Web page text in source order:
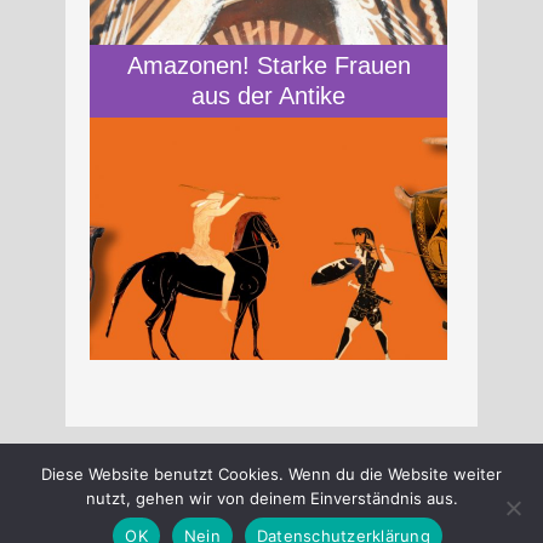
Amazonen! Starke Frauen
aus der Antike
Diese Website benutzt Cookies. Wenn du die Website weiter
nutzt, gehen wir von deinem Einverständnis aus.
OK
Nein Datenschutzerklärung